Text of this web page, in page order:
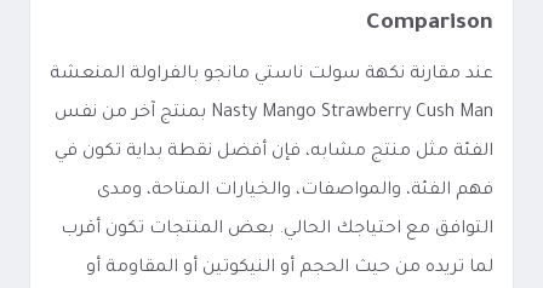
Comparison
عند مقارنة نكهة سولت ناستي مانجو بالفراولة المنعشة
Nasty Mango Strawberry Cush Man بمنتج آخر من نفس
الفئة مثل منتج مشابه، فإن أفضل نقطة بداية تكون في
فهم الفئة، والمواصفات، والخيارات المتاحة، ومدى
التوافق مع احتياجك الحالي. بعض المنتجات تكون أقرب
لما تريده من حيث الحجم أو النيكوتين أو المقاومة أو